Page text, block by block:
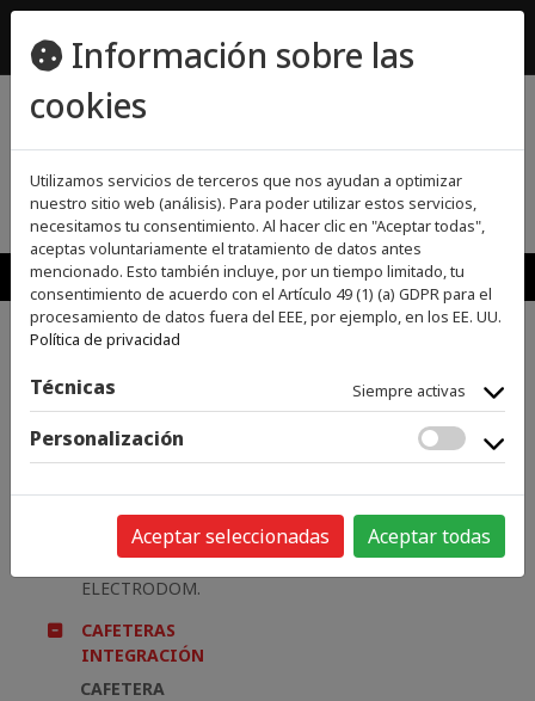
955800642
MENU
INICIO> GRANDES ELECTRODOMÉSTICOS
INTEGRACIÓN>
Categorías
GRANDES ELECTRODOMÉSTICOS
ACCESORIOS
GRANDES
ELECTRODOM.
CAFETERAS
INTEGRACIÓN
CAFETERA
Información sobre las
cookies
Utilizamos servicios de terceros que nos ayudan a optimizar
nuestro sitio web (análisis). Para poder utilizar estos servicios,
necesitamos tu consentimiento. Al hacer clic en "Aceptar todas",
aceptas voluntariamente el tratamiento de datos antes
mencionado. Esto también incluye, por un tiempo limitado, tu
consentimiento de acuerdo con el Artículo 49 (1) (a) GDPR para el
procesamiento de datos fuera del EEE, por ejemplo, en los EE. UU.
Política de privacidad
Técnicas Siempre activas
Personalización
Aceptar seleccionadas Aceptar todas